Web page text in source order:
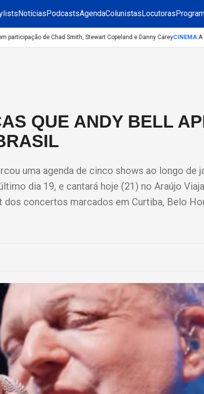
NotíciasPodcastsAgendaColunistasLocutoras
de Chad Smith, Stewart Copeland e Danny CareyCINEMA:A
QUE ANDY BELL
uma agenda de cinco shows ao longo de
dia 19, e cantará hoje (21) no Araújo
dos concertos marcados em Curtiba, Belo